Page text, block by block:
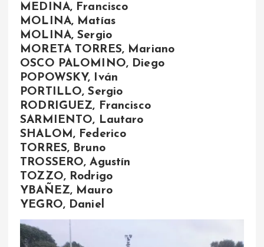
MEDINA, Francisco
MOLINA, Matías
MOLINA, Sergio
MORETA TORRES, Mariano
OSCO PALOMINO, Diego
POPOWSKY, Iván
PORTILLO, Sergio
RODRIGUEZ, Francisco
SARMIENTO, Lautaro
SHALOM, Federico
TORRES, Bruno
TROSSERO, Agustín
TOZZO, Rodrigo
YBAÑEZ, Mauro
YEGRO, Daniel